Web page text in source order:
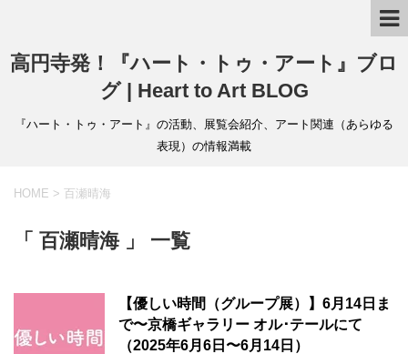
高円寺発！『ハート・トゥ・アート』ブロ
グ | Heart to Art BLOG
『ハート・トゥ・アート』の活動、展覧会紹介、アート関連（あらゆる
表現）の情報満載
HOME > 百瀬晴海
「 百瀬晴海 」 一覧
【優しい時間（グループ展）】6月14日ま
で〜京橋ギャラリー オル･テールにて
（2025年6月6日〜6月14日）